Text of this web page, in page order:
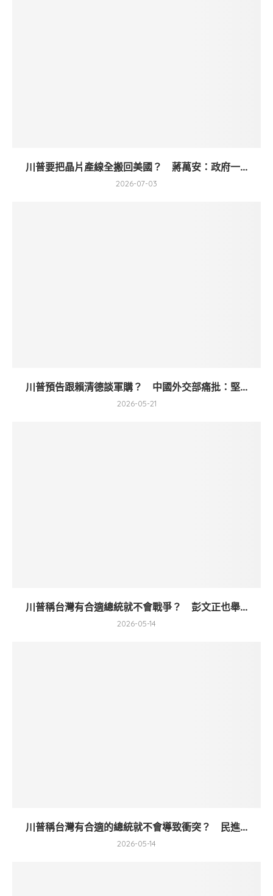
川普要把晶片產線全搬回美國？ 蔣萬安：政府一...
2026-07-03
川普預告跟賴清德談軍購？ 中國外交部痛批：堅...
2026-05-21
川普稱台灣有合適總統就不會戰爭？ 彭文正也舉...
2026-05-14
川普稱台灣有合適的總統就不會導致衝突？ 民進...
2026-05-14